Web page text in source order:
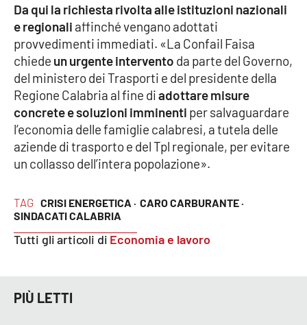
PROGETTI
SPECIALI
Buona Sanità Calabria
LA
CALABRIAVISIONE
Destinazioni
Eventi
Food
Storie
NETWORK
TAG CRISI ENERGETICA · CARO CARBURANTE ·
SINDACATI CALABRIA
Tutti gli articoli di Economia e lavoro
Da qui la richiesta rivolta alle istituzioni nazionali
e regionali affinché vengano adottati
provvedimenti immediati. «La Confail Faisa
chiede un urgente intervento da parte del Governo,
del ministero dei Trasporti e del presidente della
Regione Calabria al fine diadottare misure
concrete e soluzioni imminenti per salvaguardare
l’economia delle famiglie calabresi, a tutela delle
aziende di trasporto e del Tpl regionale, per evitare
un collasso dell’intera popolazione».
PIÙ LETTI